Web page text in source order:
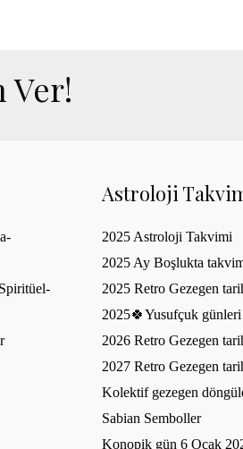
Ver!
Astroloji
2025 Astroloji Takvimi
2025 Ay Boşlukta
2025 Retro Gezegen
2025🍀Yusufçuk günleri
2026 Retro Gezegen
2027 Retro Gezegen
Kolektif gezegen
Sabian Semboller
Konopik gün 6 Ocak